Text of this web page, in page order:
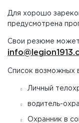
Для хорошо
предусмотрена
Свои резюме
Список возможных
Личный
водитель-
Охранник в